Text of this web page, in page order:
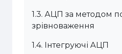
1.3.АЦП за методом
зрівноваження
1.4. Інтегруючі АЦП